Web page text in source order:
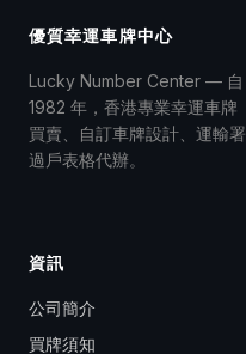
優質幸運車牌中心
Lucky Number Center — 自
1982 年，香港專業幸運車牌
買賣、自訂車牌設計、運輸署
過戶表格代辦。
資訊
公司簡介
買牌須知